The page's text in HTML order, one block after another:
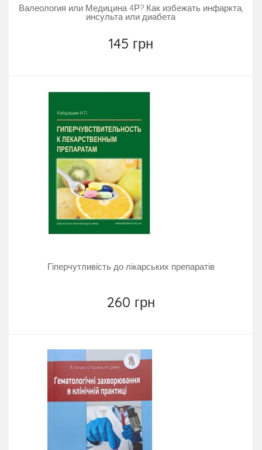
Валеология или Медицина 4Р? Как избежать инфаркта,
инсульта или диабета
145 грн
Гіперчутливість до лікарських препаратів
260 грн